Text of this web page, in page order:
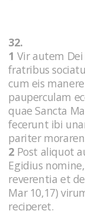
32.
1 Vir autem
fratribus
cum eis
pauperculam
quae Sancta
fecerunt ibi
pariter
2 Post aliquot
Egidius
reverentia et
Mar 10,17)
reciperet.